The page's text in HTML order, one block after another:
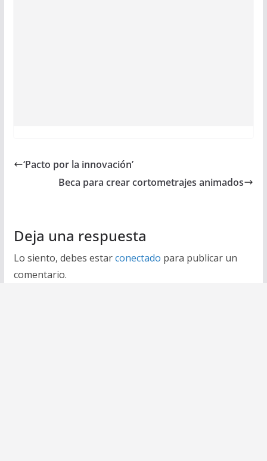
‘Pacto por la innovación’
Beca para crear cortometrajes animados
Deja una respuesta
Lo siento, debes estarconectado para publicar un
comentario.